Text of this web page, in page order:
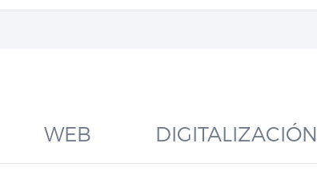
WEB DIGITALIZACIÓN